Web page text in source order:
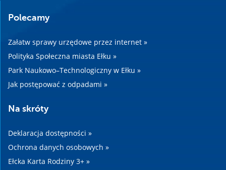
Polecamy
Załatw sprawy urzędowe przez internet »
Polityka Społeczna miasta Ełku »
Park Naukowo–Technologiczny w Ełku »
Jak postępować z odpadami »
Na skróty
Deklaracja dostępności »
Ochrona danych osobowych »
Ełcka Karta Rodziny 3+ »